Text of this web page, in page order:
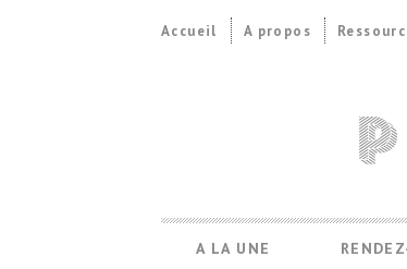
Secondary
Navigation
Accueil A propos
Primary
Navigation
A LA UNE